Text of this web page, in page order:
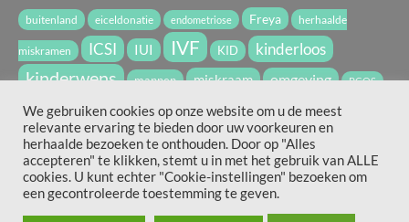
buitenland eiceldonatie endometriose Freya herhaalde
miskramen ICSI IUI IVF KID kinderloos
kinderwens mannen miskraam omgeving PCOS
spermadonatie vruchtbaarheid
vruchtbaarheidsbehandeling WvdV2022
Hierboven vind je slechts een aantal van de door freya.nl
gebruikte tags.
We gebruiken cookies op onze website om u de meest
relevante ervaring te bieden door uw voorkeuren en
herhaalde bezoeken te onthouden. Door op "Alles
accepteren" te klikken, stemt u in met het gebruik van ALLE
cookies. U kunt echter "Cookie-instellingen" bezoeken om
een gecontroleerde toestemming te geven.